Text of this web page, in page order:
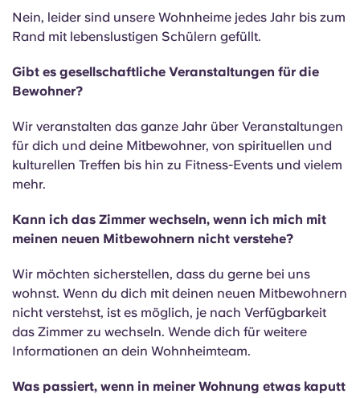
Nein, leider sind unsere Wohnheime jedes Jahr bis zum
Rand mit lebenslustigen Schülern gefüllt.
Gibt es gesellschaftliche Veranstaltungen für die
Bewohner?
Wir veranstalten das ganze Jahr über Veranstaltungen
für dich und deine Mitbewohner, von spirituellen und
kulturellen Treffen bis hin zu Fitness-Events und vielem
mehr.
Kann ich das Zimmer wechseln, wenn ich mich mit
meinen neuen Mitbewohnern nicht verstehe?
Wir möchten sicherstellen, dass du gerne bei uns
wohnst. Wenn du dich mit deinen neuen Mitbewohnern
nicht verstehst, ist es möglich, je nach Verfügbarkeit
das Zimmer zu wechseln. Wende dich für weitere
Informationen an dein Wohnheimteam.
Was passiert, wenn in meiner Wohnung etwas kaputt